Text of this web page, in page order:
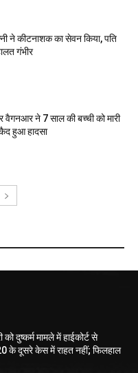
ने कीटनाशक का सेवन किया, पति
गंभीर
वैगनआर ने 7 साल की बच्ची को मारी
हुआ हादसा
दुष्कर्म मामले में हाईकोर्ट से
के दूसरे केस में राहत नहीं; फिलहाल